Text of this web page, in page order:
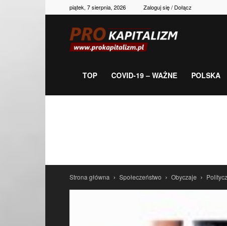
piątek, 7 sierpnia, 2026 Zaloguj się / Dołącz
gospodarka,
TOP COVID-19 – WAŻNE POLSKA
Strona główna Społeczeństwo Obyczaje